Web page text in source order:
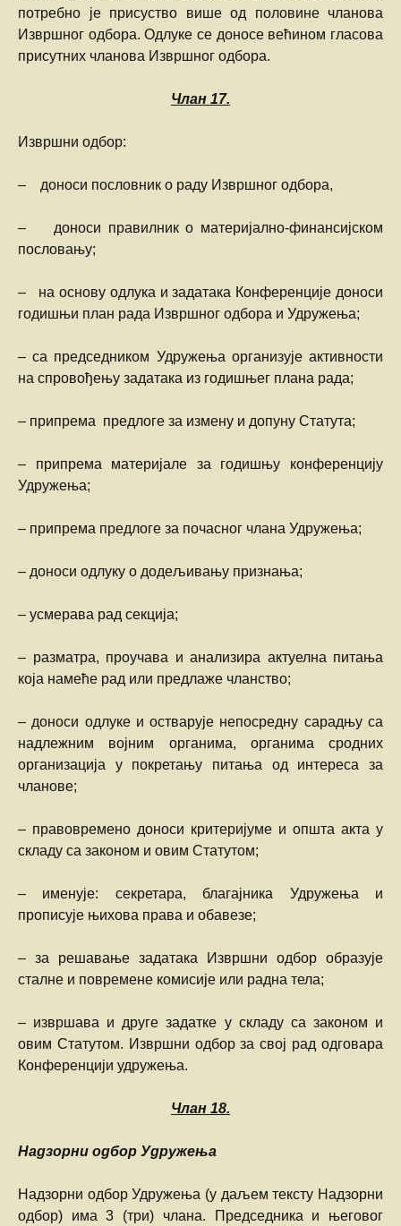
потребно је присуство више од половине чланова
Извршног одбора. Одлуке се доносе већином гласова
присутних чланова Извршног одбора.
Члан 17.
Извршни одбор:
– доноси пословник о раду Извршног одбора,
– доноси правилник о материјално-финансијском
пословању;
– на основу одлука и задатака Конференције доноси
годишњи план рада Извршног одбора и Удружења;
– са председником Удружења организује активности
на спровођењу задатака из годишњег плана рада;
– припрема предлоге за измену и допуну Статута;
– припрема материјале за годишњу конференцију
Удружења;
– припрема предлоге за почасног члана Удружења;
– доноси одлуку о додељивању признања;
– усмерава рад секција;
– разматра, проучава и анализира актуелна питања
која намеће рад или предлаже чланство;
– доноси одлуке и остварује непосредну сарадњу са
надлежним војним органима, органима сродних
организација у покретању питања од интереса за
чланове;
– правовремено доноси критеријуме и општа акта у
складу са законом и овим Статутом;
– именује: секретара, благајника Удружења и
прописује њихова права и обавезе;
– за решавање задатака Извршни одбор образује
сталне и повремене комисије или радна тела;
– извршава и друге задатке у складу са законом и
овим Статутом. Извршни одбор за свој рад одговара
Конференцији удружења.
Члан 18.
Надзорни одбор Удружења
Надзорни одбор Удружења (у даљем тексту Надзорни
одбор) има 3 (три) члана. Председника и његовог